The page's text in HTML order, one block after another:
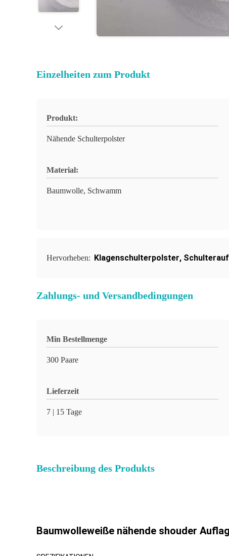
Einzelheiten zum Produkt
Produkt:
Nähende Schulterpolster
Material:
Baumwolle, Schwamm
Hervorheben: Klagenschulterpolster,
Zahlungs- und Versandbedingungen
Min Bestellmenge
300 Paare
Lieferzeit
7 | 15 Tage
Beschreibung des Produkts
Baumwolleweiße nähende shouder